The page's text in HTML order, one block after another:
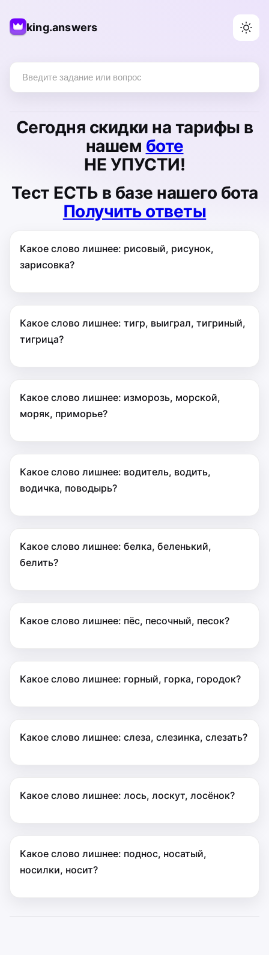
king.answers
Сегодня скидки на тарифы в
нашем боте
НЕ УПУСТИ!
Тест ЕСТЬ в базе нашего бота
Получить ответы
Какое слово лишнее: рисовый, рисунок,
зарисовка?
Какое слово лишнее: тигр, выиграл, тигриный,
тигрица?
Какое слово лишнее: изморозь, морской,
моряк, приморье?
Какое слово лишнее: водитель, водить,
водичка, поводырь?
Какое слово лишнее: белка, беленький,
белить?
Какое слово лишнее: пёс, песочный, песок?
Какое слово лишнее: горный, горка, городок?
Какое слово лишнее: слеза, слезинка, слезать?
Какое слово лишнее: лось, лоскут, лосёнок?
Какое слово лишнее: поднос, носатый,
носилки, носит?